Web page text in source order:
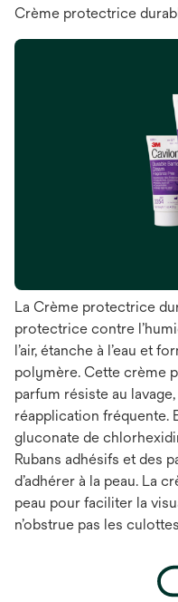
Crème protectrice
La Crème protectrice
protectrice contre
l’air, étanche à l’eau et
polymère. Cette crème
parfum résiste au
réapplication fréquente.
gluconate de
Rubans adhésifs et des
d’adhérer à la peau. La
peau pour faciliter la
n’obstrue pas les